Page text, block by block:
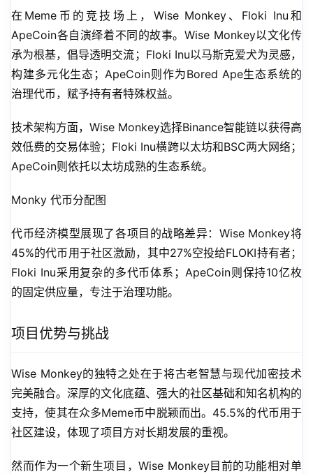
在Meme币的竞技场上，Wise Monkey、Floki Inu和
ApeCoin各自演绎着不同的故事。Wise Monkey以文化传
承为根基，倡导透明交流；Floki Inu以马斯克爱犬为灵感，
构建多元化生态；ApeCoin则作为Bored Ape生态系统的
治理代币，赋予持有者特殊权益。
技术架构方面，Wise Monkey选择Binance智能链以获得高
效低费的交易体验；Floki Inu横跨以太坊和BSC两大网络；
ApeCoin则依托以太坊成熟的生态系统。
Monky 代币分配图
代币经济模型展现了各项目的战略差异：Wise Monkey将
45%的代币用于社区激励，其中27%空投给FLOKI持有者；
Floki Inu采用复杂的多代币体系；ApeCoin则保持10亿枚
的固定供应量，专注于治理功能。
项目优势与挑战
Wise Monkey的独特之处在于将古老智慧与现代加密技术
完美融合。深厚的文化底蕴、强大的社区基础和知名机构的
支持，使其在众多Meme币中脱颖而出。45.5%的代币用于
社区建设，体现了项目方对长期发展的重视。
然而作为一个新生项目，Wise Monkey目前的功能相对单